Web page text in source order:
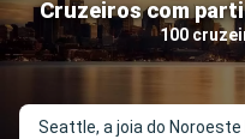
Cruzeiros com
100
Quando ir?
Data de partida
Portos
Seattle, a joia do